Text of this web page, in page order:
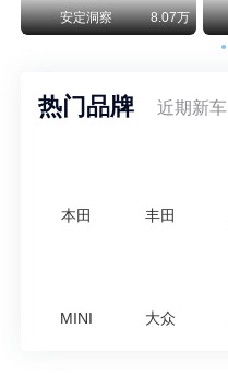
安定洞察 8.07万
热门品牌 近期新车
本田 丰田
MINI 大众